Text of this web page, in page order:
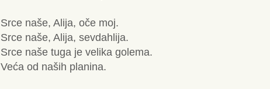
Srce naše, Alija, oče moj.
Srce naše, Alija, sevdahlija.
Srce naše tuga je velika golema.
Veća od naših planina.